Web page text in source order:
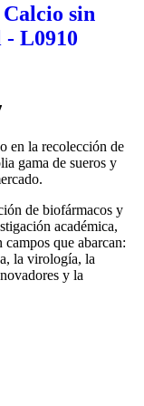
sin
- L0910
en la recolección de
gama de sueros y
de biofármacos y
académica,
que abarcan:
la virología, la
y la